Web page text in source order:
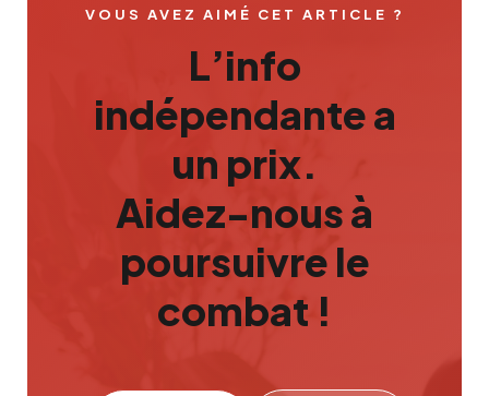
VOUS AVEZ AIMÉ CET ARTICLE ?
L’info
indépendante a
un prix.
Aidez-nous à
poursuivre le
combat !